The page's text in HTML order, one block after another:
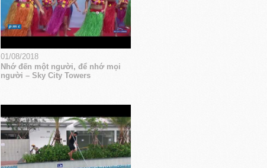
01/08/2018
Nhớ đến một người, để nhớ mọi
người – Sky City Towers